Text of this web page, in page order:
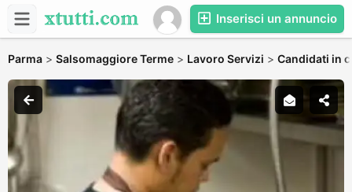
Inserisci un annuncio
Parma > Salsomaggiore Terme > Lavoro Servizi > Candidati in